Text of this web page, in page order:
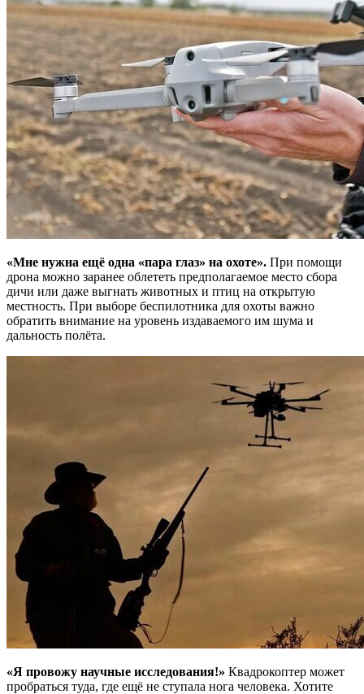
«Мне нужна ещё одна «пара глаз» на охоте». При помощи
дрона можно заранее облететь предполагаемое место сбора
дичи или даже выгнать животных и птиц на открытую
местность. При выборе беспилотника для охоты важно
обратить внимание на уровень издаваемого им шума и
дальность полёта.
«Я провожу научные исследования!» Квадрокоптер может
пробраться туда, где ещё не ступала нога человека. Хотите